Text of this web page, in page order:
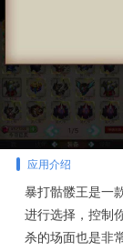
应用介绍
暴打骷髅王是一
进行选择，控制
杀的场面也是非